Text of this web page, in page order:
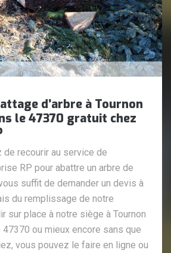
d’arbre à Tournon
le 47370 gratuit chez
recourir au service de
RP pour abattre un arbre de
suffit de demander un devis à
du remplissage de notre
sur place à notre siège à Tournon
ou mieux encore sans que
vous pouvez le faire en ligne ou